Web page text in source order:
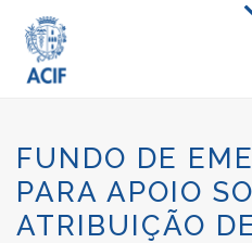
FUNDO DE
PARA APOIO
ATRIBUIÇÃO